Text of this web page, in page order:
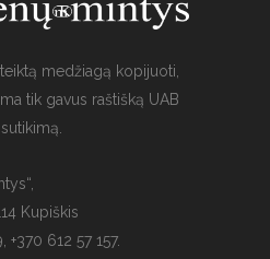
medžiagą kopijuoti,
tik gavus raštišką UAB
Kupiškis
+370 612 57 157.